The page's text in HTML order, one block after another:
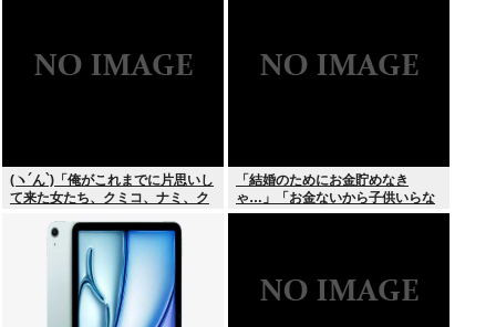
(ヽ´ん`)「俺がこれまでに片思いし
て来た女たち、クミコ、ナミ、ク
オリ、ユカリ…」
「結婚のためにお金貯めなき
ゃ…」「お金ないから子供いらな
い」←こいつら